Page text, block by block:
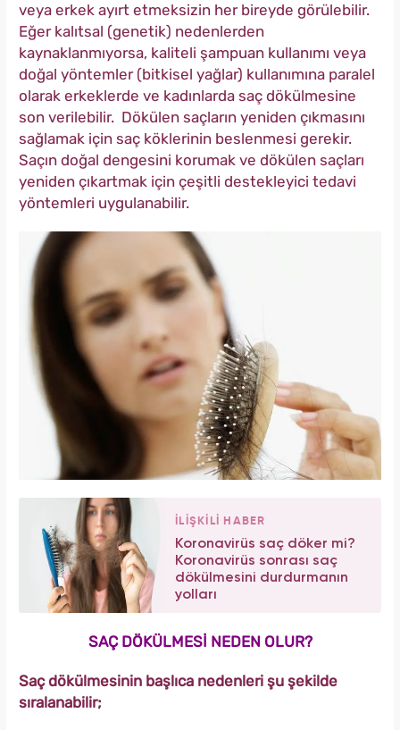
veya erkek ayırt etmeksizin her bireyde görülebilir.
Eğer kalıtsal (genetik) nedenlerden
kaynaklanmıyorsa, kaliteli şampuan kullanımı veya
doğal yöntemler (bitkisel yağlar) kullanımına paralel
olarak erkeklerde ve kadınlarda saç dökülmesine
son verilebilir. Dökülen saçların yeniden çıkmasını
sağlamak için saç köklerinin beslenmesi gerekir.
Saçın doğal dengesini korumak ve dökülen saçları
yeniden çıkartmak için çeşitli destekleyici tedavi
yöntemleri uygulanabilir.
İLİŞKİLİ HABER
Koronavirüs saç döker mi?
Koronavirüs sonrası saç
dökülmesini durdurmanın
yolları
SAÇ DÖKÜLMESİ NEDEN OLUR?
Saç dökülmesinin başlıca nedenleri şu şekilde
sıralanabilir;